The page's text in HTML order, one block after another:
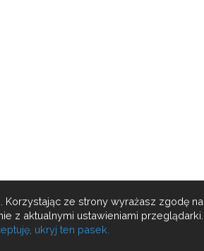
Korzystając ze strony wyrażasz zgodę na
z aktualnymi ustawieniami przeglądarki.
ukryj ten pasek.